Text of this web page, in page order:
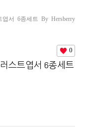
서 6종세트 By Hersberry
0
스트엽서 6종세트